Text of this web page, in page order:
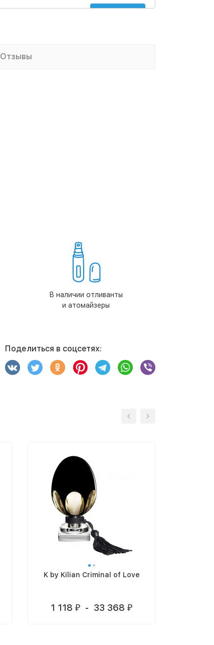
Купить
Отзывы
В наличии отливанты
и атомайзеры
Поделиться в соцсетях:
K by Kilian Criminal of Love
1 118 ₽ - 33 368 ₽